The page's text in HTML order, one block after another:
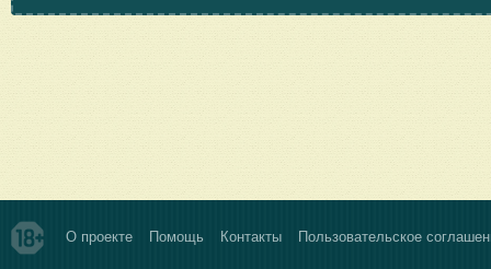
О проекте Помощь Контакты Пользовательское